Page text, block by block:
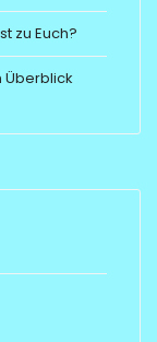
zu Euch?
Überblick